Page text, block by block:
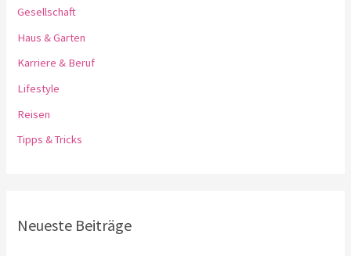
Gesellschaft
Haus & Garten
Karriere & Beruf
Lifestyle
Reisen
Tipps & Tricks
Neueste Beiträge